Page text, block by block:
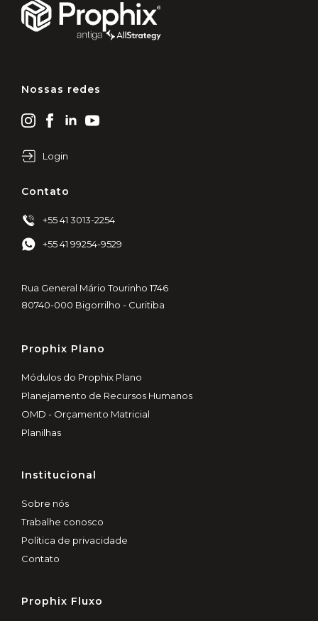
Nossas redes
Login
Contato
+55 41 3013-2254
+55 41 99254-9529
Rua General Mário Tourinho 1746
80740-000 Bigorrilho - Curitiba
Prophix Plano
Módulos do Prophix Plano
Planejamento de Recursos Humanos
OMD - Orçamento Matricial
Planilhas
Institucional
Sobre nós
Trabalhe conosco
Política de privacidade
Contato
Prophix Fluxo